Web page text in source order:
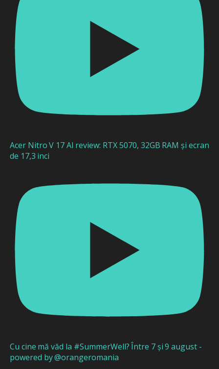
Acer Nitro V 17 AI review: RTX 5070, 32GB RAM și ecran
de 17,3 inci
Cu cine mă văd la #SummerWell? Între 7 și 9 august -
powered by @orangeromania